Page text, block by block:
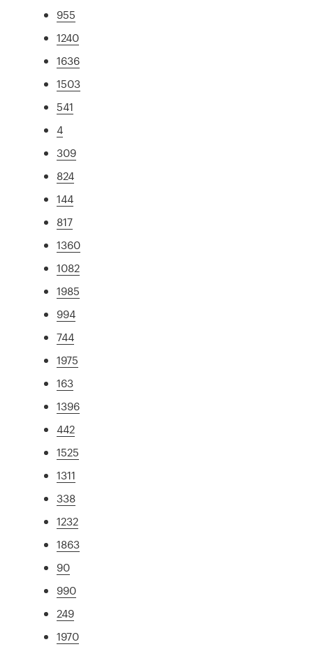
955
1240
1636
1503
541
4
309
824
144
817
1360
1082
1985
994
744
1975
163
1396
442
1525
1311
338
1232
1863
90
990
249
1970